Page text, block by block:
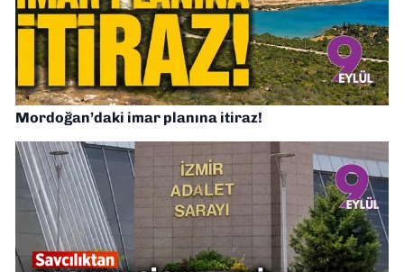
Mordoğan’daki imar planına itiraz!